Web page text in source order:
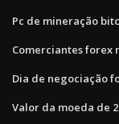
Pc de mineração
Comerciantes forex
Dia de negociação
Valor da moeda de